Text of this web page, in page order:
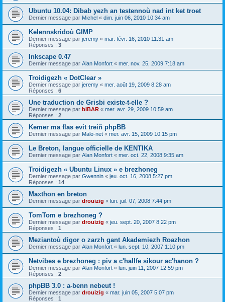
Ubuntu 10.04: Dibab yezh an testennoù nad int ket troet
Dernier message par Michel « dim. juin 06, 2010 10:34 am
Kelennskridoù GIMP
Dernier message par jeremy « mar. févr. 16, 2010 11:31 am
Réponses : 3
Inkscape 0.47
Dernier message par Alan Monfort « mer. nov. 25, 2009 7:18 am
Troidigezh « DotClear »
Dernier message par jeremy « mer. août 19, 2009 8:28 am
Réponses : 6
Une traduction de Grisbi existe-t-elle ?
Dernier message par bIBAR « mer. avr. 29, 2009 10:59 am
Réponses : 2
Kemer ma flas evit treiñ phpBB
Dernier message par Malo-net « mer. avr. 15, 2009 10:15 pm
Le Breton, langue officielle de KENTIKA
Dernier message par Alan Monfort « mer. oct. 22, 2008 9:35 am
Troidigezh « Ubuntu Linux » e brezhoneg
Dernier message par Gwennin « jeu. oct. 16, 2008 5:27 pm
Réponses : 14
Maxthon en breton
Dernier message par drouizig « lun. juil. 07, 2008 7:44 pm
TomTom e brezhoneg ?
Dernier message par drouizig « jeu. sept. 20, 2007 8:22 pm
Réponses : 1
Meziantoù digor o zarzh gant Akademiezh Roazhon
Dernier message par Alan Monfort « lun. sept. 10, 2007 1:10 pm
Netvibes e brezhoneg : piv a c'hallfe sikour ac'hanon ?
Dernier message par Alan Monfort « lun. juin 11, 2007 12:59 pm
Réponses : 2
phpBB 3.0 : a-benn nebeut !
Dernier message par drouizig « mar. juin 05, 2007 5:07 pm
Réponses : 1